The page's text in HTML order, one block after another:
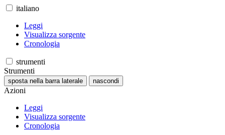
italiano
Leggi
Visualizza sorgente
Cronologia
strumenti
Strumenti
sposta nella barra laterale nascondi
Azioni
Leggi
Visualizza sorgente
Cronologia